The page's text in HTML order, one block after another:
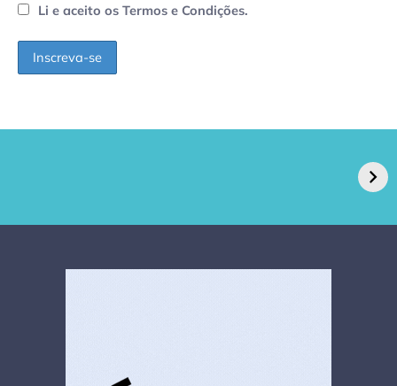
Li e aceito os Termos e Condições.
caso de superfungo